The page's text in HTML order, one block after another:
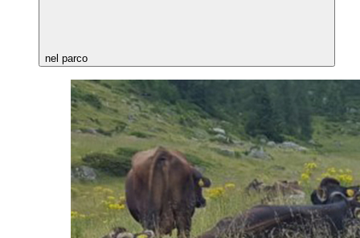
nel parco